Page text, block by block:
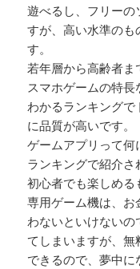
遊べるし、フリー
すが、高い水準のも
す。
若年層から高齢者
スマホゲームの特
わかるランキング
に品質が高いです。
ゲームアプリって何
ランキングで紹介さ
初心者でも楽しめる
専用ゲーム機は、
わないといけない
てしまいますが、無
できるので、夢中に